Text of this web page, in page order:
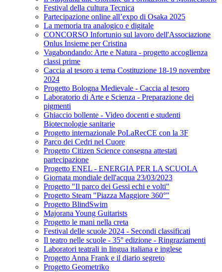
Festival della cultura Tecnica
Partecipazione online all’expo di Osaka 2025
La memoria tra analogico e digitale
CONCORSO Infortunio sul lavoro dell'Associazione
Onlus Insieme per Cristina
Vagabondando: Arte e Natura - progetto accoglienza
classi prime
Caccia al tesoro a tema Costituzione 18-19 novembre
2024
Progetto Bologna Medievale - Caccia al tesoro
Laboratorio di Arte e Scienza - Preparazione dei
pigmenti
Ghiaccio bollente - Video docenti e studenti
Biotecnologie sanitarie
Progetto internazionale PoLaRecCE con la 3F
Parco dei Cedri nel Cuore
Progetto Citizen Science consegna attestati
partecipazione
Progetto ENEL - ENERGIA PER LA SCUOLA
Giornata mondiale dell'acqua 23/03/2023
Progetto "Il parco dei Gessi echi e volti"
Progetto Steam "Piazza Maggiore 360°"
Progetto BlindSwim
Majorana Young Guitarists
Progetto le mani nella creta
Festival delle scuole 2024 - Secondi classificati
Il teatro nelle scuole - 35° edizione - Ringraziamenti
Laboratori teatrali in lingua italiana e inglese
Progetto Anna Frank e il diario segreto
Progetto Geometriko